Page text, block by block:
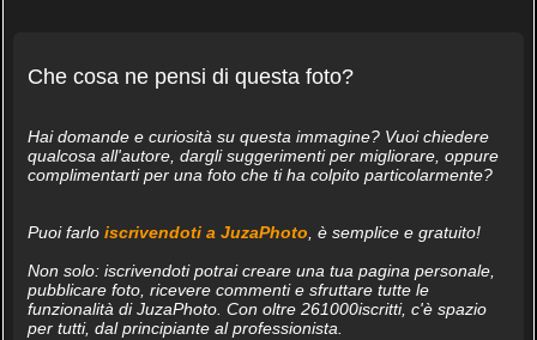
Che cosa ne pensi di questa foto?
Hai domande e curiosità su questa immagine? Vuoi chiedere
qualcosa all'autore, dargli suggerimenti per migliorare, oppure
complimentarti per una foto che ti ha colpito particolarmente?
Puoi farlo iscrivendoti a JuzaPhoto, è semplice e gratuito!
Non solo: iscrivendoti potrai creare una tua pagina personale,
pubblicare foto, ricevere commenti e sfruttare tutte le
funzionalità di JuzaPhoto. Con oltre 261000iscritti, c'è spazio
per tutti, dal principiante al professionista.